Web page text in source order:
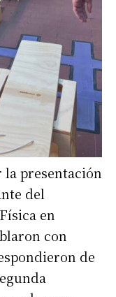
la presentación
del
en
con
de